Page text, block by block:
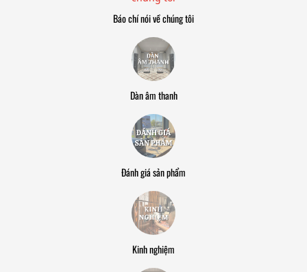
Báo chí nói về chúng tôi
Dàn âm thanh
Đánh giá sản phẩm
Kinh nghiệm